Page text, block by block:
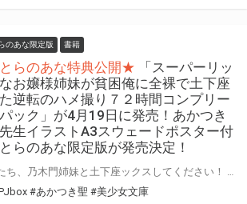
のあな限定版 書籍
らのあな特典公開★
「スーパーリッ
お嬢様姉妹が貧困俺に全裸で土下座
逆転のハメ撮り７２時間コンプリー
パック」が4月19日に発売！あかつき
生イラストA3スウェードポスター付
らのあな限定版が発売決定！
#あかつき聖 #美少女文庫